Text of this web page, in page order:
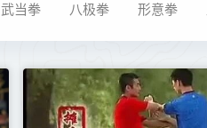
武当拳 八极拳 形意拳